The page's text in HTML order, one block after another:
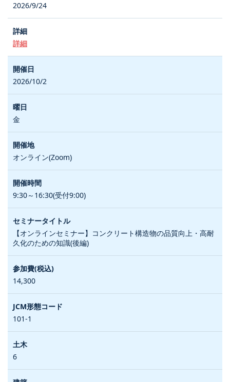
2026/9/24
詳細
2026/10/2
金
オンライン(Zoom)
9:30～16:30(受付9:00)
【オンラインセミナー】コンクリート構造物の品質向上・高耐
久化のための知識(後編)
14,300
101-1
6